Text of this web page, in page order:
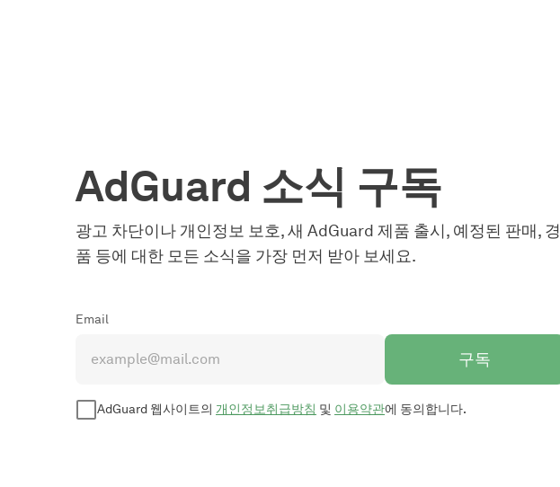
AdGuard 소식 구독
광고 차단이나 개인정보 보호, 새 AdGuard 제품 출시, 예정된 판매, 경
품 등에 대한 모든 소식을 가장 먼저 받아 보세요.
Email
구독
AdGuard 웹사이트의 개인정보취급방침 및 이용약관에 동의합니다.